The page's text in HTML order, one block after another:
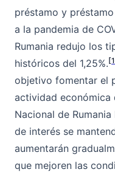
préstamo y
a la pandemia de
Rumania redujo los
históricos del 1,25%.
objetivo fomentar el
actividad económica
Nacional de
de interés se
aumentarán
que mejoren las